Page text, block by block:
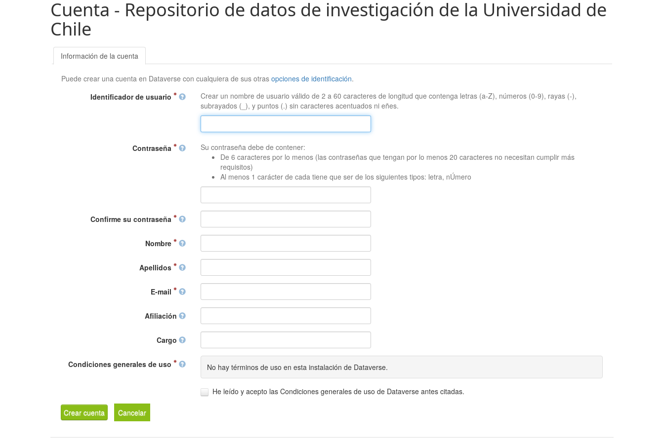
Cuenta - Repositorio de datos de investigación de la Universidad de
Chile
Información de la cuenta
Puede crear una cuenta en Dataverse con cualquiera de sus otrasopciones de identificación.
Identificador de usuario
Crear un nombre de usuario válido de 2 a 60 caracteres de longitud que contenga letras (a-Z), números (0-9), rayas (-),
subrayados (_), y puntos (.) sin caracteres acentuados ni eñes.
Contraseña
Su contraseña debe de contener:
De 6 caracteres por lo menos (las contraseñas que tengan por lo menos 20 caracteres no necesitan cumplir más
requisitos)
Al menos 1 carácter de cada tiene que ser de los siguientes tipos: letra, nÚmero
Confirme su contraseña
Nombre
Apellidos
E-mail
Afiliación
Cargo
Condiciones generales de uso No hay términos de uso en esta instalación de Dataverse.
He leído y acepto las Condiciones generales de uso de Dataverse antes citadas.
Crear cuenta Cancelar